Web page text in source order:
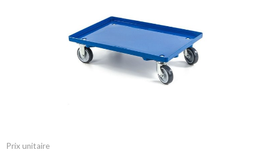
Prix unitaire